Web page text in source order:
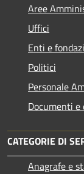
Aree
Uffici
Enti e
Politici
Personale
Documenti e
CATEGORIE DI
Anagrafe e